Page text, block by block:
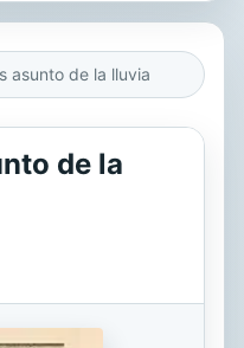
asunto de la lluvia
de la